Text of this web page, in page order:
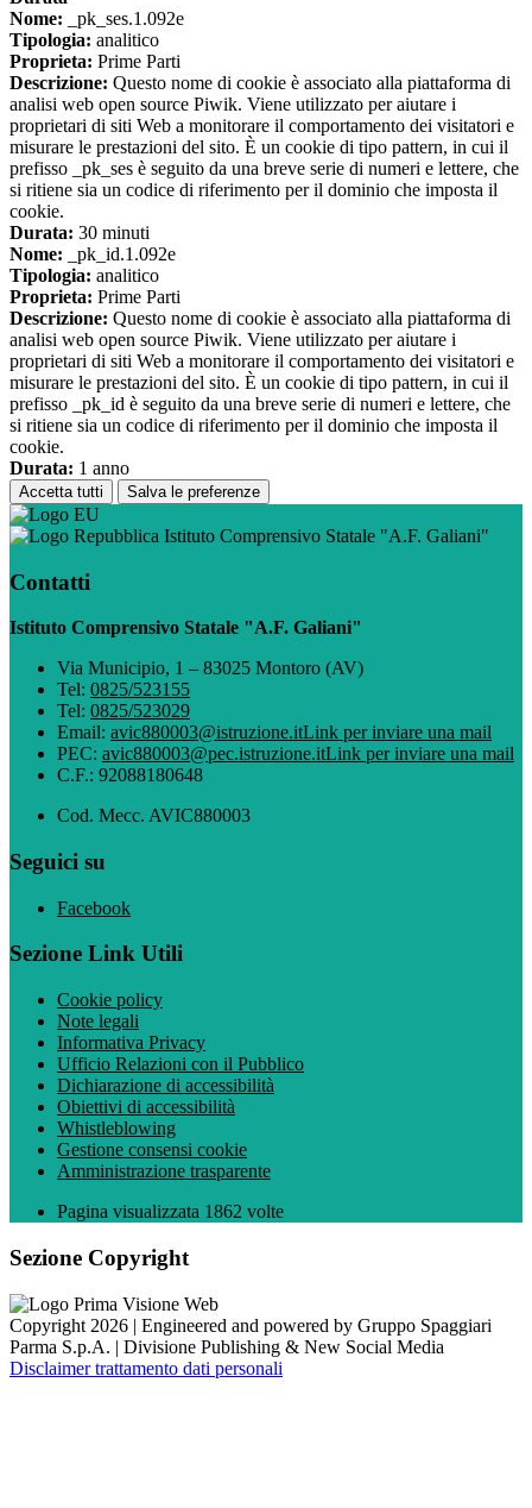
Nome: _pk_ses.1.092e
Tipologia: analitico
Proprieta: Prime Parti
Descrizione: Questo nome di cookie è associato alla piattaforma di
analisi web open source Piwik. Viene utilizzato per aiutare i
proprietari di siti Web a monitorare il comportamento dei visitatori e
misurare le prestazioni del sito. È un cookie di tipo pattern, in cui il
prefisso _pk_ses è seguito da una breve serie di numeri e lettere, che
si ritiene sia un codice di riferimento per il dominio che imposta il
cookie.
Durata: 30 minuti
Nome: _pk_id.1.092e
Tipologia: analitico
Proprieta: Prime Parti
Descrizione: Questo nome di cookie è associato alla piattaforma di
analisi web open source Piwik. Viene utilizzato per aiutare i
proprietari di siti Web a monitorare il comportamento dei visitatori e
misurare le prestazioni del sito. È un cookie di tipo pattern, in cui il
prefisso _pk_id è seguito da una breve serie di numeri e lettere, che
si ritiene sia un codice di riferimento per il dominio che imposta il
cookie.
Durata: 1 anno
Accetta tutti Salva le preferenze
Istituto Comprensivo Statale "A.F. Galiani"
Contatti
Istituto Comprensivo Statale "A.F. Galiani"
Via Municipio, 1 – 83025 Montoro (AV)
Tel: 0825/523155
Tel: 0825/523029
Email: avic880003@istruzione.itLink per inviare una mail
PEC: avic880003@pec.istruzione.itLink per inviare una mail
C.F.: 92088180648
Cod. Mecc. AVIC880003
Seguici su
Facebook
Sezione Link Utili
Cookie policy
Note legali
Informativa Privacy
Ufficio Relazioni con il Pubblico
Dichiarazione di accessibilità
Obiettivi di accessibilità
Whistleblowing
Gestione consensi cookie
Amministrazione trasparente
Pagina visualizzata 1862 volte
Sezione Copyright
Copyright 2026 | Engineered and powered by Gruppo Spaggiari
Parma S.p.A. | Divisione Publishing & New Social Media
Disclaimer trattamento dati personali